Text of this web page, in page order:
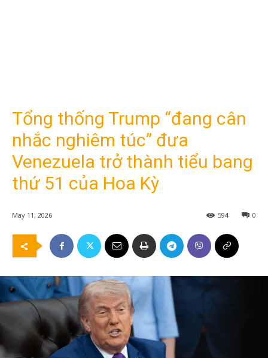
Tổng thống Trump “đang cân
nhắc nghiêm túc” đưa
Venezuela trở thành tiểu bang
thứ 51 của Hoa Kỳ
May 11, 2026 0
594